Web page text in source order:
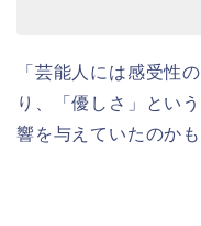
「芸能人には感受性
り、「優しさ」とい
響を与えていたのかも